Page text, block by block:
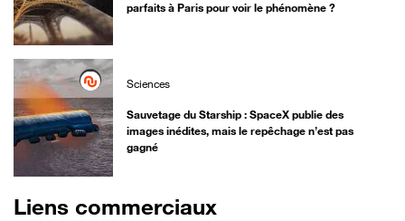
parfaits à Paris pour voir le phénomène ?
Sciences
Sauvetage du Starship : SpaceX publie des
images inédites, mais le repêchage n’est pas
gagné
Liens commerciaux